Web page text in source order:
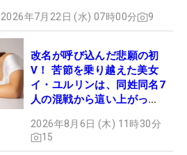
2026年7月22日 (水) 07時00分 9
改名が呼び込んだ悲願の初
V！ 苦節を乗り越えた美女
イ・ユルリンは、同姓同名7
人の混戦から這い上がっ
2026年8月6日 (木) 11時30分
15